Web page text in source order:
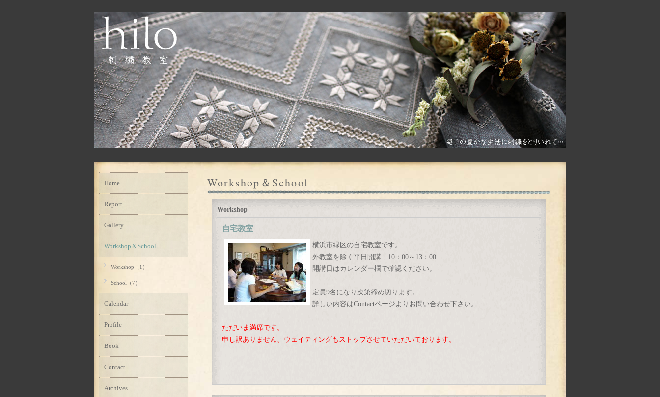
Workshop＆School
Workshop
自宅教室
横浜市緑区の自宅教室です。
外教室を除く平日開講 10：00～13：00
開講日はカレンダー欄で確認ください。
定員9名になり次第締め切ります。
詳しい内容はContactページ よりお問い合わせ下さい。
ただいま満席です。
申し訳ありません、ウェイティングもストップさせていただいております。
Home
Report
Gallery
Workshop＆School
Workshop（1）
School（7）
Calendar
Profile
Book
Contact
Archives